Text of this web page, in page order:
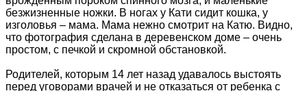
безжизненные ножки. В ногах у Кати сидит кошка, у
изголовья – мама. Мама нежно смотрит на Катю. Видно,
что фотография сделана в деревенском доме – очень
простом, с печкой и скромной обстановкой.
Родителей, которым 14 лет назад удавалось выстоять
перед уговорами врачей и не отказаться от ребенка с